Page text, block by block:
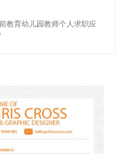
教育幼儿园教师个人求职应